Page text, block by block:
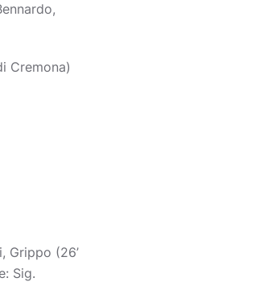
Cremona)
Grippo (26’
Sig.